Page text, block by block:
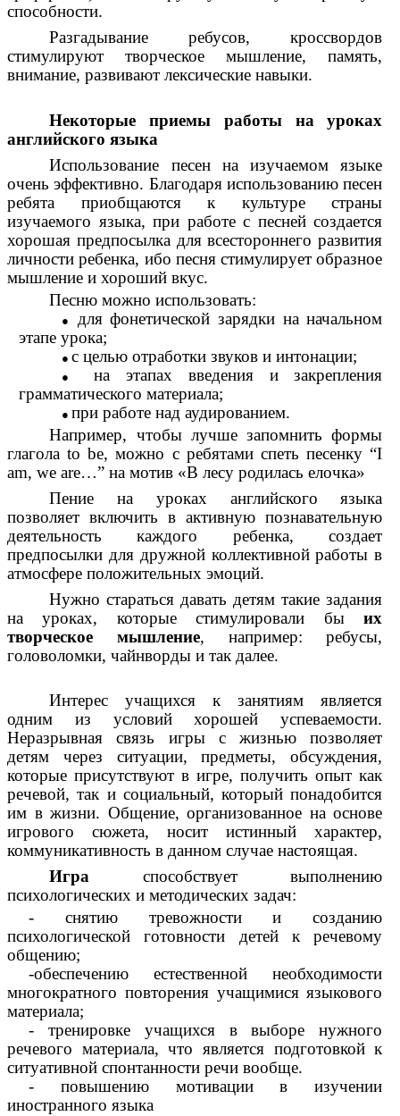
способности.
Разгадывание ребусов, кроссвордов
стимулируют творческое мышление, память,
внимание, развивают лексические навыки.
Некоторые приемы работы на уроках
английского языка
Использование песен на изучаемом языке
очень эффективно. Благодаря использованию песен
ребята приобщаются к культуре страны
изучаемого языка, при работе с песней создается
хорошая предпосылка для всестороннего развития
личности ребенка, ибо песня стимулирует образное
мышление и хороший вкус.
Песню можно использовать:
для фонетической зарядки на начальном
этапе урока;
с целью отработки звуков и интонации;
на этапах введения и закрепления
грамматического материала;
при работе над аудированием.
Например, чтобы лучше запомнить формы
глагола to be, можно с ребятами спеть песенку “I
am, we are…” на мотив «В лесу родилась елочка»
Пение на уроках английского языка
позволяет включить в активную познавательную
деятельность каждого ребенка, создает
предпосылки для дружной коллективной работы в
атмосфере положительных эмоций.
Нужно стараться давать детям такие задания
на уроках, которые стимулировали быих
творческое мышление, например: ребусы,
головоломки, чайнворды и так далее.
Интерес учащихся к занятиям является
одним из условий хорошей успеваемости.
Неразрывная связь игры с жизнью позволяет
детям через ситуации, предметы, обсуждения,
которые присутствуют в игре, получить опыт как
речевой, так и социальный, который понадобится
им в жизни. Общение, организованное на основе
игрового сюжета, носит истинный характер,
коммуникативность в данном случае настоящая.
Игра способствует выполнению
психологических и методических задач:
- снятию тревожности и созданию
психологической готовности детей к речевому
общению;
-обеспечению естественной необходимости
многократного повторения учащимися языкового
материала;
- тренировке учащихся в выборе нужного
речевого материала, что является подготовкой к
ситуативной спонтанности речи вообще.
- повышению мотивации в изучении
иностранного языка